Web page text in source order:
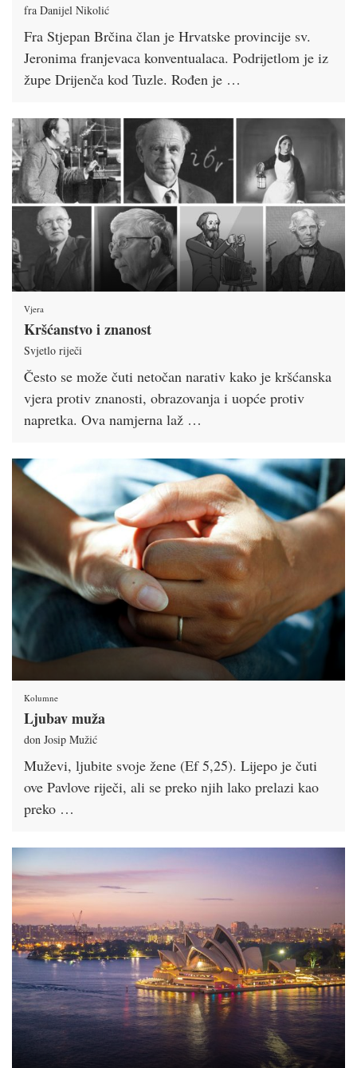
fra Danijel Nikolić
Fra Stjepan Brčina član je Hrvatske provincije sv.
Jeronima franjevaca konventualaca. Podrijetlom je iz
župe Drijenča kod Tuzle. Rođen je …
Vjera
Kršćanstvo i znanost
Svjetlo riječi
Često se može čuti netočan narativ kako je kršćanska
vjera protiv znanosti, obrazovanja i uopće protiv
napretka. Ova namjerna laž …
Kolumne
Ljubav muža
don Josip Mužić
Muževi, ljubite svoje žene (Ef 5,25). Lijepo je čuti
ove Pavlove riječi, ali se preko njih lako prelazi kao
preko …